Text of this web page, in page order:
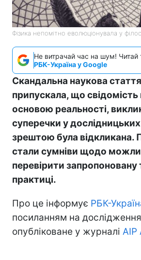
Фізика непомітно еволюціонувала у
Не витрачай час на шум! Читай
РБК-Україна у Google
Скандальна наукова
припускала, що
основою реальності,
суперечки у дослідницьких
зрештою була відкликана.
стали сумніви щодо
перевірити запропоновану
практиці.
Про це інформує РБК-
посиланням на
опубліковане у журналі AIP